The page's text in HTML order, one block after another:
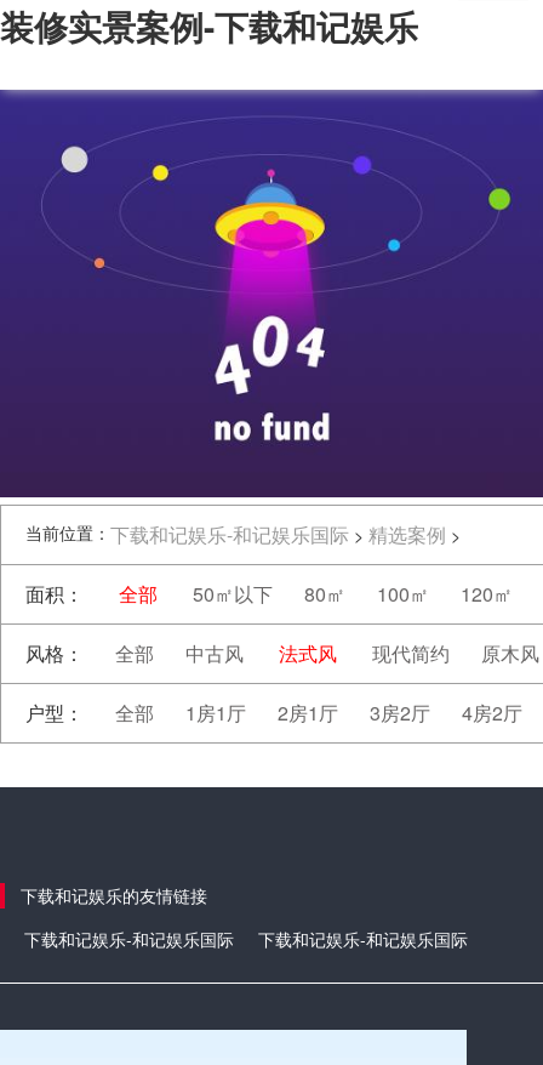
装修实景案例-下载和记娱乐
当前位置： 下载和记娱乐-和记娱乐国际 > 精选案例 >
面积： 全部 50㎡以下 80㎡ 100㎡ 120㎡
风格： 全部 中古风 法式风 现代简约 原木风
户型： 全部 1房1厅 2房1厅 3房2厅 4房2厅
下载和记娱乐的友情链接
下载和记娱乐-和记娱乐国际
下载和记娱乐-和记娱乐国际